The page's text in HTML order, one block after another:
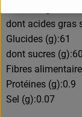
dont acides gras
Glucides (g):61
dont sucres (g):60
Fibres
Protéines (g):0.9
Sel (g):0.07